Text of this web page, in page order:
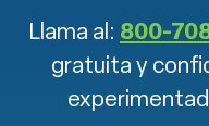
Llama al: 800-
gratuita y